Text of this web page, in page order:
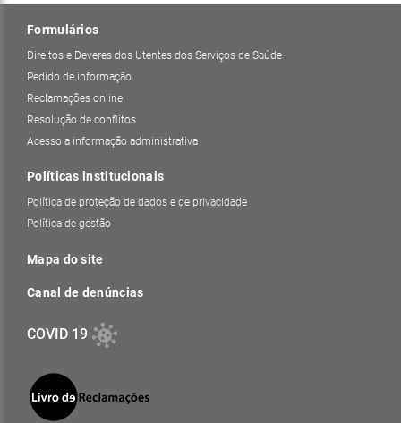
Formulários
Direitos e Deveres dos Utentes dos Serviços de Saúde
Pedido de informação
Reclamações online
Resolução de conflitos
Acesso a informação administrativa
Políticas institucionais
Política de proteção de dados e de privacidade
Política de gestão
Mapa do site
Canal de denúncias
COVID 19